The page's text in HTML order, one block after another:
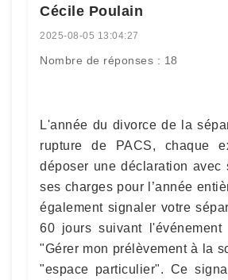
Cécile Poulain
2025-08-05 13:04:27
Nombre de réponses : 18
L'année du divorce de la
rupture de PACS, chaque
déposer une déclaration avec
ses charges pour l’année
également signaler votre
60 jours suivant
"Gérer mon prélèvement à la
"espace particulier". Ce